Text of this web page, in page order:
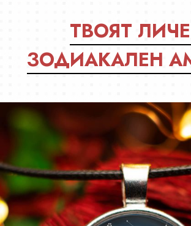
ТВОЯТ
ЗОДИАКАЛЕН